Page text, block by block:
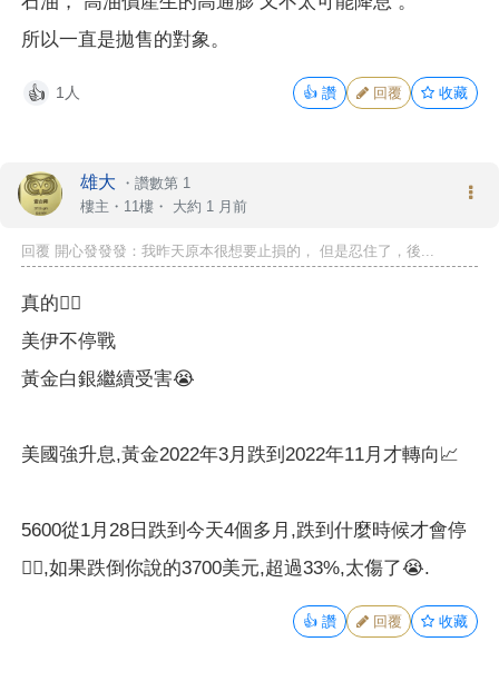
所以一直是拋售的對象。
👍 1人 👍 讚 回覆 收藏
雄大 ・ 讚數第 1
樓主 ・11樓・ 大約 1 月前
回覆 開心發發發：我昨天原本很想要止損的， 但是忍住了，後...
真的😮‍💨
美伊不停戰
黃金白銀繼續受害😭
美國強升息,黃金2022年3月跌到2022年11月才轉向📈
5600從1月28日跌到今天4個多月,跌到什麼時候才會停
😮‍💨,如果跌倒你說的3700美元,超過33%,太傷了😭.
👍 讚 回覆 收藏